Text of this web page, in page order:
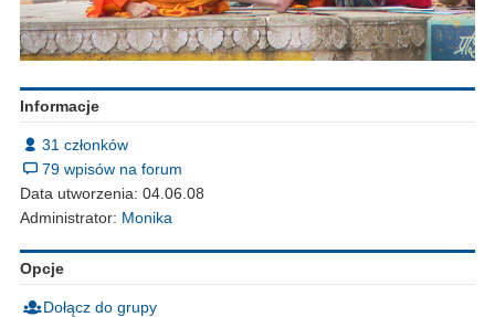
Informacje
31 członków
79 wpisów na forum
Data utworzenia: 04.06.08
Administrator: Monika
Opcje
Dołącz do grupy